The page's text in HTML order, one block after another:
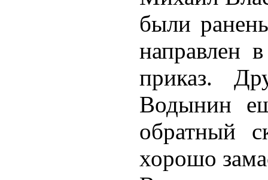
были
направлен
приказ.
Водынин
обратный
хорошо